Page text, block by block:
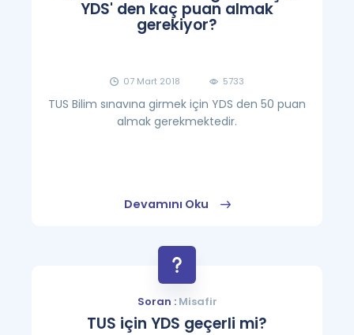
YDS' den kaç puan almak
gerekiyor?
07 Mart 2018 5733
TUS Bilim sınavına girmek için YDS den 50 puan
almak gerekmektedir.
Devamını Oku
Soran :Misafir
TUS için YDS geçerli mi?